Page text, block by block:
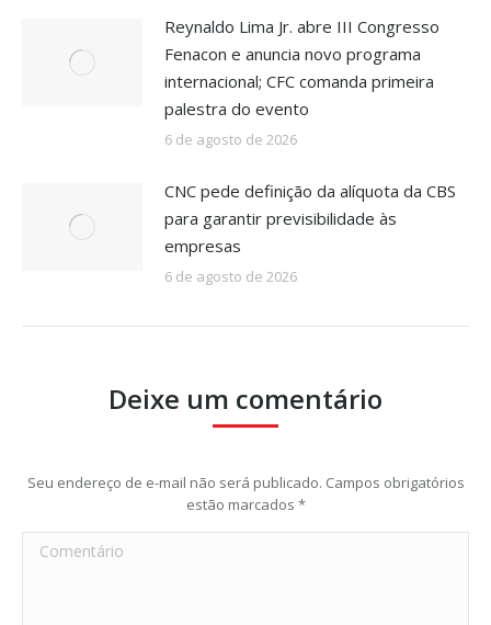
Reynaldo Lima Jr. abre III Congresso
Fenacon e anuncia novo programa
internacional; CFC comanda primeira
palestra do evento
6 de agosto de 2026
CNC pede definição da alíquota da CBS
para garantir previsibilidade às
empresas
6 de agosto de 2026
Deixe um comentário
Seu endereço de e-mail não será publicado. Campos obrigatórios
estão marcados *
Comentário